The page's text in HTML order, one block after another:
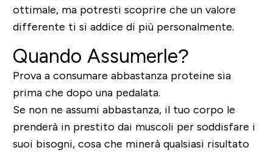
ottimale, ma potresti scoprire che un valore
differente ti si addice di più personalmente.
Quando Assumerle?
Prova a consumare abbastanza proteine sia
prima che dopo una pedalata.
Se non ne assumi abbastanza, il tuo corpo le
prenderà in prestito dai muscoli per soddisfare i
suoi bisogni, cosa che minerà qualsiasi risultato